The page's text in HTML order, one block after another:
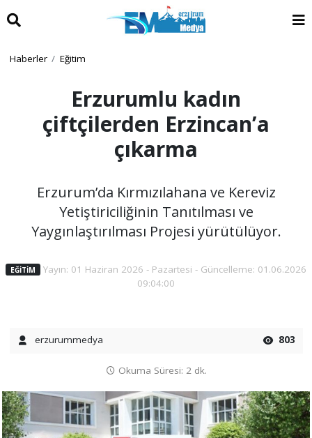
Haberler Eğitim
Erzurumlu kadın
çiftçilerden Erzincan’a
çıkarma
Erzurum’da Kırmızılahana ve Kereviz
Yetiştiriciliğinin Tanıtılması ve
Yaygınlaştırılması Projesi yürütülüyor.
EĞITIM Yayın: 01 Haziran 2026 - Pazartesi - Güncelleme: 01.06.2026
09:04:00
erzurummedya 803
Okuma Süresi: 2 dk.